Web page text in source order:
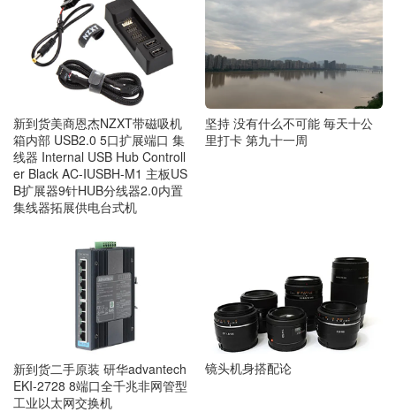
新到货美商恩杰NZXT带磁吸机
箱内部 USB2.0 5口扩展端口 集
线器 Internal USB Hub Controll
er Black AC-IUSBH-M1 主板US
B扩展器9针HUB分线器2.0内置
集线器拓展供电台式机
坚持 没有什么不可能 毎天十公
里打卡 第九十一周
新到货二手原装 研华advantech
EKI-2728 8端口全千兆非网管型
工业以太网交换机
镜头机身搭配论